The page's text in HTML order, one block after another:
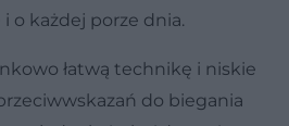
o każdej porze dnia.
łatwą technikę i niskie
do biegania